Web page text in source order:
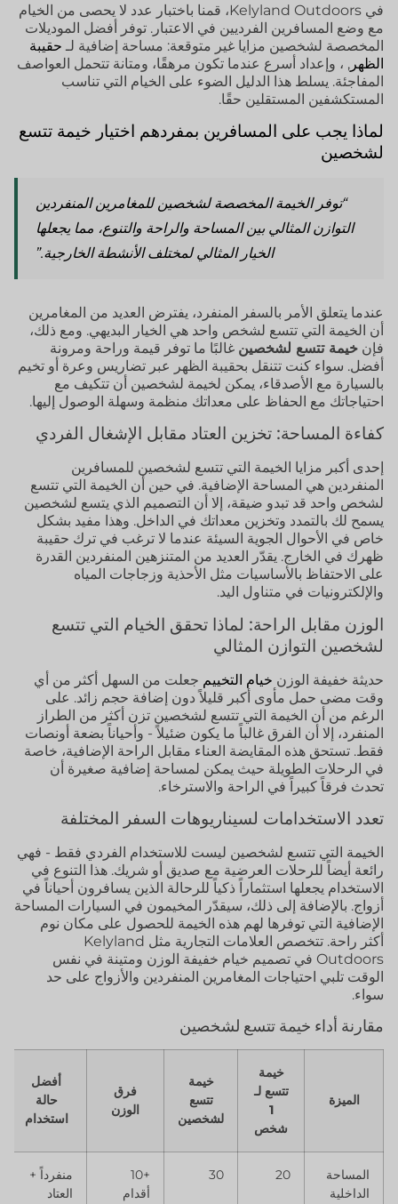
في Kelyland Outdoors، قمنا باختبار عدد لا يحصى من الخيام
مع وضع المسافرين الفرديين في الاعتبار. توفر أفضل الموديلات
المخصصة لشخصين مزايا غير متوقعة: مساحة إضافية لـ حقيبة
الظهر , ، وإعداد أسرع عندما تكون مرهقًا، ومتانة تتحمل العواصف
المفاجئة. يسلط هذا الدليل الضوء على الخيام التي تناسب
المستكشفين المستقلين حقًا.
لماذا يجب على المسافرين بمفردهم اختيار خيمة تتسع
لشخصين
“توفر الخيمة المخصصة لشخصين للمغامرين المنفردين
التوازن المثالي بين المساحة والراحة والتنوع، مما يجعلها
الخيار المثالي لمختلف الأنشطة الخارجية.”
عندما يتعلق الأمر بالسفر المنفرد، يفترض العديد من المغامرين
أن الخيمة التي تتسع لشخص واحد هي الخيار البديهي. ومع ذلك،
فإن خيمة تتسع لشخصين غالبًا ما توفر قيمة وراحة ومرونة
أفضل. سواء كنت تتنقل بحقيبة الظهر عبر تضاريس وعرة أو تخيم
بالسيارة مع الأصدقاء، يمكن لخيمة لشخصين أن تتكيف مع
احتياجاتك مع الحفاظ على معداتك منظمة وسهلة الوصول إليها.
كفاءة المساحة: تخزين العتاد مقابل الإشغال الفردي
إحدى أكبر مزايا الخيمة التي تتسع لشخصين للمسافرين
المنفردين هي المساحة الإضافية. في حين أن الخيمة التي تتسع
لشخص واحد قد تبدو ضيقة، إلا أن التصميم الذي يتسع لشخصين
يسمح لك بالتمدد وتخزين معداتك في الداخل. وهذا مفيد بشكل
خاص في الأحوال الجوية السيئة عندما لا ترغب في ترك حقيبة
ظهرك في الخارج. يقدّر العديد من المتنزهين المنفردين القدرة
على الاحتفاظ بالأساسيات مثل الأحذية وزجاجات المياه
والإلكترونيات في متناول اليد.
الوزن مقابل الراحة: لماذا تحقق الخيام التي تتسع
لشخصين التوازن المثالي
حديثة خفيفة الوزن خيام التخييم جعلت من السهل أكثر من أي
وقت مضى حمل مأوى أكبر قليلاً دون إضافة حجم زائد. على
الرغم من أن الخيمة التي تتسع لشخصين تزن أكثر من الطراز
المنفرد، إلا أن الفرق غالباً ما يكون ضئيلاً - وأحياناً بضعة أونصات
فقط. تستحق هذه المقايضة العناء مقابل الراحة الإضافية، خاصة
في الرحلات الطويلة حيث يمكن لمساحة إضافية صغيرة أن
تحدث فرقاً كبيراً في الراحة والاسترخاء.
تعدد الاستخدامات لسيناريوهات السفر المختلفة
الخيمة التي تتسع لشخصين ليست للاستخدام الفردي فقط - فهي
رائعة أيضاً للرحلات العرضية مع صديق أو شريك. هذا التنوع في
الاستخدام يجعلها استثماراً ذكياً للرحالة الذين يسافرون أحياناً في
أزواج. بالإضافة إلى ذلك، سيقدّر المخيمون في السيارات المساحة
الإضافية التي توفرها لهم هذه الخيمة للحصول على مكان نوم
أكثر راحة. تتخصص العلامات التجارية مثل Kelyland
Outdoors في تصميم خيام خفيفة الوزن ومتينة في نفس
الوقت تلبي احتياجات المغامرين المنفردين والأزواج على حد
سواء.
مقارنة أداء خيمة تتسع لشخصين
الميزة
خيمة
تتسع لـ
1
شخص
خيمة
تتسع
لشخصين
فرق
الوزن
أفضل
حالة
استخدام
المساحة
الداخلية
20
30
+10
أقدام
منفرداً +
العتاد